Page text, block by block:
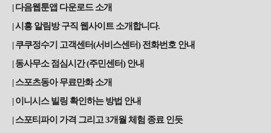
다음웹툰앱 다운로드 소개
시흥 알림방 구직 웹사이트 소개합니다.
쿠쿠정수기 고객센터(서비스센터) 전화번호 안내
동사무소 점심시간 (주민센터) 안내
스포츠동아 무료만화 소개
이니시스 빌링 확인하는 방법 안내
스포티파이 가격 그리고 3개월 체험 종료 인듯